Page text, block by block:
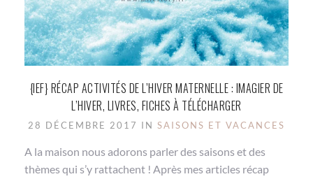
{IEF} RÉCAP ACTIVITÉS DE L’HIVER MATERNELLE : IMAGIER DE
L’HIVER, LIVRES, FICHES À TÉLÉCHARGER
28 DÉCEMBRE 2017 IN SAISONS ET VACANCES
A la maison nous adorons parler des saisons et des
thèmes qui s’y rattachent ! Après mes articles récap